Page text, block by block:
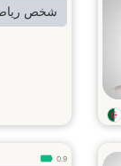
شخص
0.9